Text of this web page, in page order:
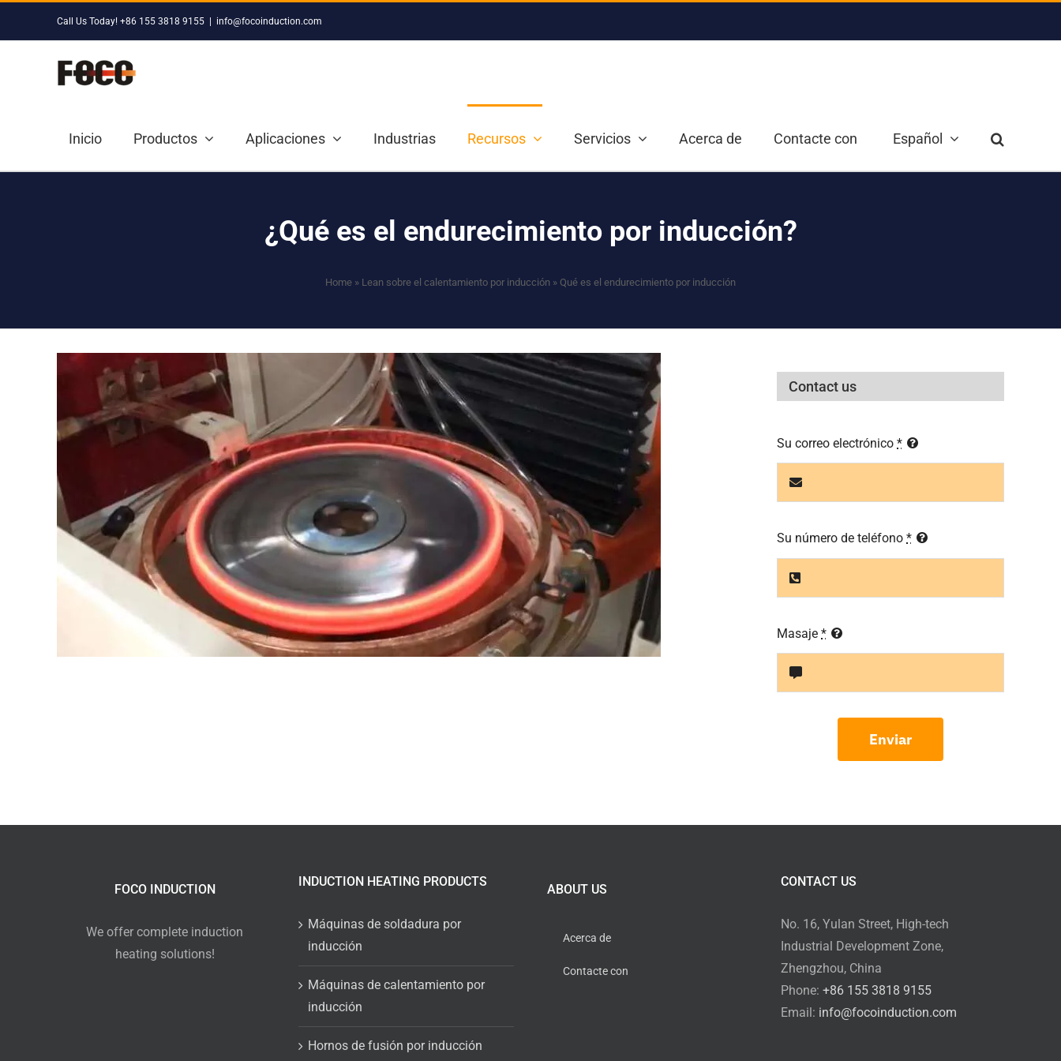
Call Us Today! +86 155 3818 9155 info@focoinduction.com
Inicio Productos Aplicaciones Industrias Recursos Servicios Acerca de Contacte con Español
¿Qué es el endurecimiento por inducción?
Home » Lean sobre el calentamiento por inducción » Qué es el endurecimiento por inducción
Contact us
Su correo electrónico *
Su número de teléfono *
Masaje *
Enviar
FOCO INDUCTION
We offer complete induction
heating solutions!
INDUCTION HEATING PRODUCTS
Máquinas de soldadura por
inducción
Máquinas de calentamiento por
inducción
Hornos de fusión por inducción
ABOUT US
Acerca de
Contacte con
CONTACT US
No. 16, Yulan Street, High-tech
Industrial Development Zone,
Zhengzhou, China
Phone: +86 155 3818 9155
Email: info@focoinduction.com